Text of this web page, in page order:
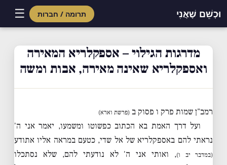
וּכְשֵׁם שֶׁאֲנִי תרומה / חברות ☰
מדרגות הגילוי – אספקלריא המאירה
ואספקלריא שאינה מאירה, אבות ומשה
רמב"ן שמות פרק ו פסוק ב (פרשת וארא)
ועל דרך האמת בא הכתוב כפשוטו ומשמעו, יאמר אני ה'
נראתי להם באספקלריא של אל שדי, כטעם במראה אליו אתודע
(במדבר יב ו), ואותי אני ה' לא נודעתי להם, שלא נסתכלו